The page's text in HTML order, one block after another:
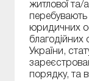
житлової та/
перебувають
юридичних
благодійних
України,
порядку, та